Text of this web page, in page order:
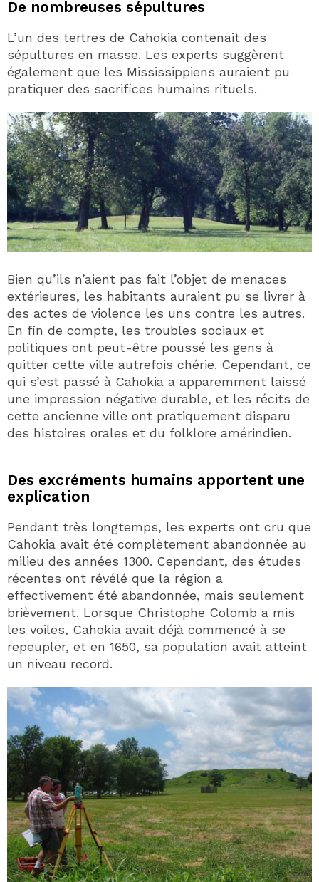
De nombreuses sépultures
L’un des tertres de Cahokia contenait des
sépultures en masse. Les experts suggèrent
également que les Mississippiens auraient pu
pratiquer des sacrifices humains rituels.
Bien qu’ils n’aient pas fait l’objet de menaces
extérieures, les habitants auraient pu se livrer à
des actes de violence les uns contre les autres.
En fin de compte, les troubles sociaux et
politiques ont peut-être poussé les gens à
quitter cette ville autrefois chérie. Cependant, ce
qui s’est passé à Cahokia a apparemment laissé
une impression négative durable, et les récits de
cette ancienne ville ont pratiquement disparu
des histoires orales et du folklore amérindien.
Des excréments humains apportent une
explication
Pendant très longtemps, les experts ont cru que
Cahokia avait été complètement abandonnée au
milieu des années 1300. Cependant, des études
récentes ont révélé que la région a
effectivement été abandonnée, mais seulement
brièvement. Lorsque Christophe Colomb a mis
les voiles, Cahokia avait déjà commencé à se
repeupler, et en 1650, sa population avait atteint
un niveau record.